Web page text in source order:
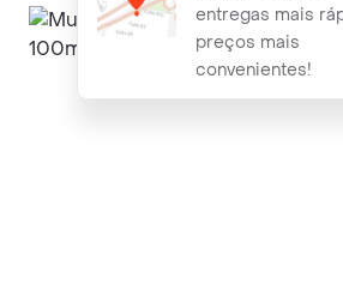
entregas mais
preços mais
convenientes!